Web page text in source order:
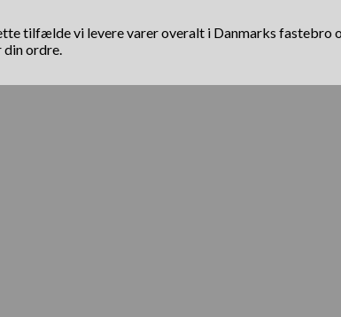
tilfælde vi levere varer overalt i Danmarks fastebro
ordre.